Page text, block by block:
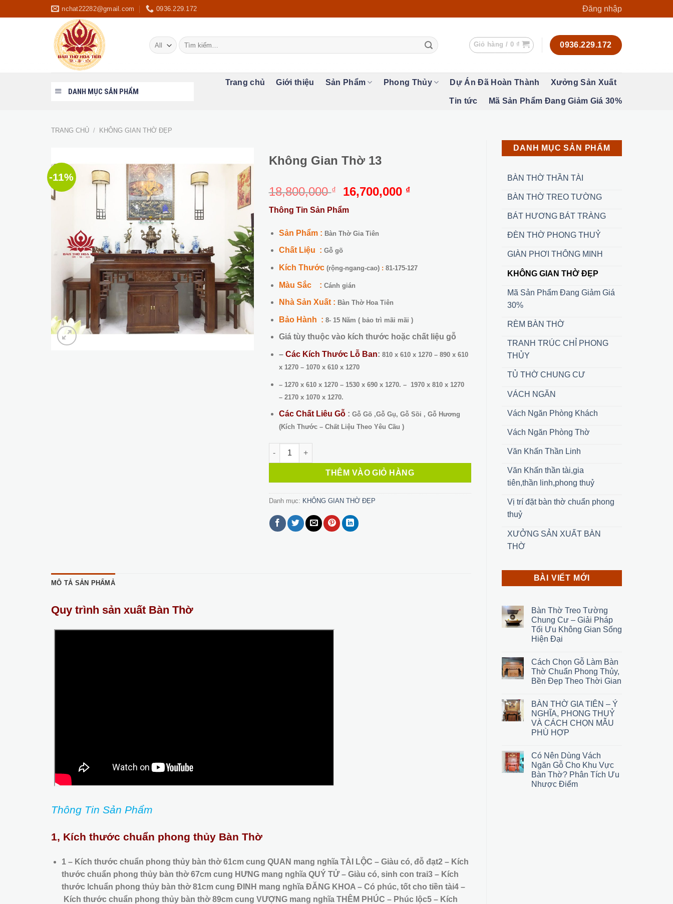
to
nchat22282@gmail.com 0936.229.172 Đăng nhập
Tìm
kiếm:
Giỏ hàng / 0 ₫ 0936.229.172
DANH MỤC SẢN PHẨM
Trang chủ Giới thiệu Sản Phẩm Phong Thủy Dự Án Đã Hoàn Thành Xưởng Sản Xuất
Tin tức Mã Sản Phẩm Đang Giảm Giá 30%
TRANG CHỦ / KHÔNG GIAN THỜ ĐẸP
DANH MỤC SẢN PHẨM
BÀN THỜ THẦN TÀI
BÀN THỜ TREO TƯỜNG
BÁT HƯƠNG BÁT TRÀNG
ĐÈN THỜ PHONG THUỶ
GIÀN PHƠI THÔNG MINH
KHÔNG GIAN THỜ ĐẸP
Mã Sản Phẩm Đang Giảm Giá
30%
RÈM BÀN THỜ
TRANH TRÚC CHỈ PHONG
THỦY
TỦ THỜ CHUNG CƯ
VÁCH NGĂN
Vách Ngăn Phòng Khách
Vách Ngăn Phòng Thờ
Văn Khấn Thần Linh
Văn Khấn thần tài,gia
tiên,thần linh,phong thuỷ
Vị trí đặt bàn thờ chuẩn phong
thuỷ
XƯỞNG SẢN XUẤT BÀN
THỜ
BÀI VIẾT MỚI
Bàn Thờ Treo Tường
Chung Cư – Giải Pháp
Tối Ưu Không Gian Sống
Hiện Đại
Cách Chọn Gỗ Làm Bàn
Thờ Chuẩn Phong Thủy,
Bền Đẹp Theo Thời Gian
BÀN THỜ GIA TIÊN – Ý
NGHĨA, PHONG THUỶ
VÀ CÁCH CHỌN MẪU
PHÙ HỢP
Có Nên Dùng Vách
Ngăn Gỗ Cho Khu Vực
Bàn Thờ? Phân Tích Ưu
Nhược Điểm
-11%
Không Gian Thờ 13
18,800,000₫
Giá
là:
18,800,000 ₫.
16,700,000 ₫Giá
Thông Tin Sản Phẩm
Sản Phẩm : Bàn Thờ Gia Tiên
Chất Liệu :Gỗ gõ
Kích Thước (rộng-ngang-cao) :81-175-127
Màu Sắc :Cánh gián
Nhà Sản Xuất : Bàn Thờ Hoa Tiên
Bảo Hành : 8- 15 Năm ( bảo trì mãi mãi )
Giá tùy thuộc vào kích thước hoặc chất liệu gỗ
– Các Kích Thước Lỗ Ban:810 x 610 x 1270 – 890 x 610
x 1270 – 1070 x 610 x 1270
– 1270 x 610 x 1270 – 1530 x 690 x 1270. – 1970 x 810 x 1270
– 2170 x 1070 x 1270.
Các Chất Liêu Gỗ :Gỗ Gõ ,Gỗ Gụ, Gỗ Sồi , Gỗ Hương
(Kích Thước – Chất Liệu Theo Yêu Cầu )
Không Gian Thờ 13 số lượng
THÊM VÀO GIỎ HÀNG
Danh mục: KHÔNG GIAN THỜ ĐẸP
MÔ TẢ SẢN PHẨMẢ
Quy trình sản xuất Bàn Thờ
Thông Tin Sản Phẩm
1, Kích thước chuẩn phong thủy Bàn Thờ
1 – Kích thước chuẩn phong thủy bàn thờ 61cm cung QUAN mang nghĩa TÀI LỘC – Giàu có, đỗ đạt2 – Kích
thước chuẩn phong thủy bàn thờ 67cm cung HƯNG mang nghĩa QUÝ TỬ – Giàu có, sinh con trai3 – Kích
thước lchuẩn phong thủy bàn thờ 81cm cung ĐINH mang nghĩa ĐĂNG KHOA – Có phúc, tốt cho tiền tài4 –
Kích thước chuẩn phong thủy bàn thờ 89cm cung VƯỢNG mang nghĩa THÊM PHÚC – Phúc lộc5 – Kích